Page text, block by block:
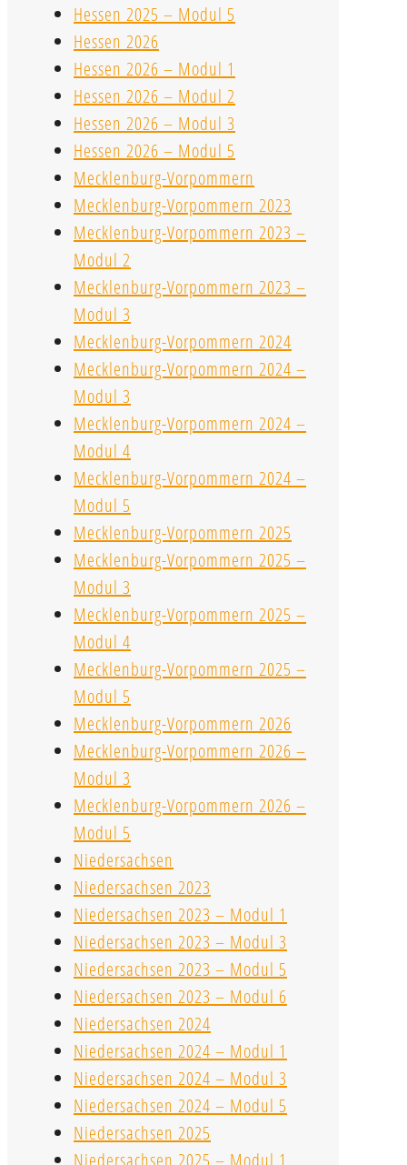
Hessen 2025 – Modul 5
Hessen 2026
Hessen 2026 – Modul 1
Hessen 2026 – Modul 2
Hessen 2026 – Modul 3
Hessen 2026 – Modul 5
Mecklenburg-Vorpommern
Mecklenburg-Vorpommern 2023
Mecklenburg-Vorpommern 2023 –
Modul 2
Mecklenburg-Vorpommern 2023 –
Modul 3
Mecklenburg-Vorpommern 2024
Mecklenburg-Vorpommern 2024 –
Modul 3
Mecklenburg-Vorpommern 2024 –
Modul 4
Mecklenburg-Vorpommern 2024 –
Modul 5
Mecklenburg-Vorpommern 2025
Mecklenburg-Vorpommern 2025 –
Modul 3
Mecklenburg-Vorpommern 2025 –
Modul 4
Mecklenburg-Vorpommern 2025 –
Modul 5
Mecklenburg-Vorpommern 2026
Mecklenburg-Vorpommern 2026 –
Modul 3
Mecklenburg-Vorpommern 2026 –
Modul 5
Niedersachsen
Niedersachsen 2023
Niedersachsen 2023 – Modul 1
Niedersachsen 2023 – Modul 3
Niedersachsen 2023 – Modul 5
Niedersachsen 2023 – Modul 6
Niedersachsen 2024
Niedersachsen 2024 – Modul 1
Niedersachsen 2024 – Modul 3
Niedersachsen 2024 – Modul 5
Niedersachsen 2025
Niedersachsen 2025 – Modul 1